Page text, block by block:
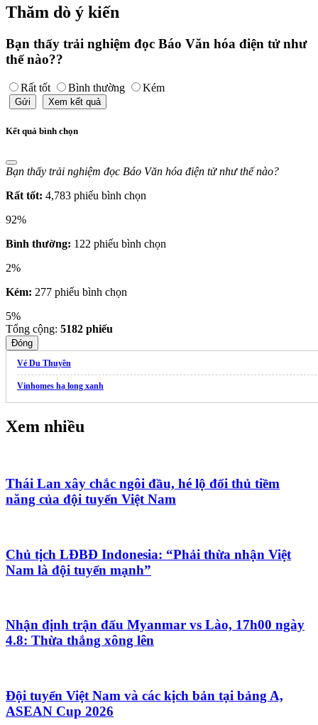
Thăm dò ý kiến
Bạn thấy trải nghiệm đọc Báo Văn hóa điện tử như
thế nào??
Rất tốt Bình thường Kém
Gửi Xem kết quả
Kết quả bình chọn
Bạn thấy trải nghiệm đọc Báo Văn hóa điện tử như thế nào?
Rất tốt: 4,783 phiếu bình chọn
92%
Bình thường: 122 phiếu bình chọn
2%
Kém: 277 phiếu bình chọn
5%
Tổng cộng: 5182 phiếu
Đóng
Vé Du Thuyền
Vinhomes hạ long xanh
Xem nhiều
Thái Lan xây chắc ngôi đầu, hé lộ đối thủ tiềm
năng của đội tuyển Việt Nam
Chủ tịch LĐBĐ Indonesia: “Phải thừa nhận Việt
Nam là đội tuyển mạnh”
Nhận định trận đấu Myanmar vs Lào, 17h00 ngày
4.8: Thừa thắng xông lên
Đội tuyển Việt Nam và các kịch bản tại bảng A,
ASEAN Cup 2026